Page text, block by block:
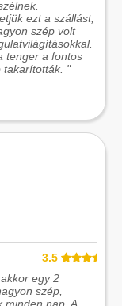
ezt a szállást,
szép volt
tenger a fontos
takarították. "
3.5
egy 2
szép,